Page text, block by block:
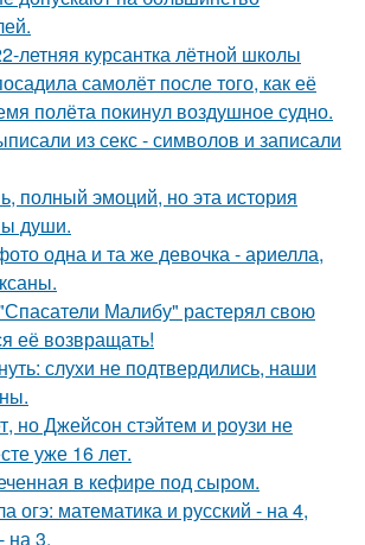
летняя курсантка лётной школы
самолёт после того, как её
полёта покинул воздушное судно.
из секс - символов и записали
полный эмоций, но эта история
души.
одна и та же девочка - ариелла,
Малибу" растерял свою
её возвращать!
слухи не подтвердились, наши
но Джейсон стэйтем и роузи не
уже 16 лет.
в кефире под сыром.
огэ: математика и русский - на 4,
на 3.